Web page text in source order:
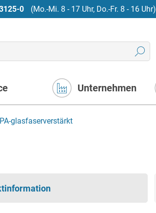
0 (Mo.-Mi. 8 - 17 Uhr, Do.-Fr. 8 - 16 Uhr)
Unternehmen
glasfaserverstärkt